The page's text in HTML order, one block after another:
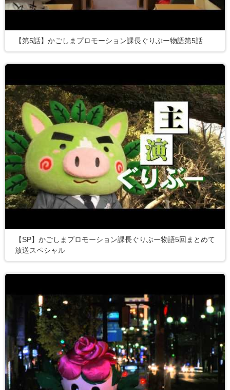
【第5話】かごしまプロモーション課長ぐりぶー物語第5話
【SP】かごしまプロモーション課長ぐりぶー物語5回まとめて
放送スペシャル